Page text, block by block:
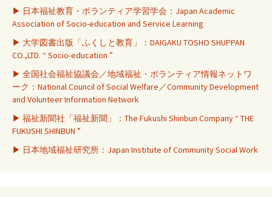
▶ 日本福祉教育・ボランティア学習学会：Japan Academic
Association of Socio-education and Service Learning
▶ 大学図書出版「ふくしと教育」：DAIGAKU TOSHO SHUPPAN
CO.,LTD. “ Socio-education ”
▶ 全国社会福祉協議会／地域福祉・ボランティア情報ネットワ
ーク：National Council of Social Welfare／Community Development
and Volunteer Information Network
▶ 福祉新聞社「福祉新聞」：The Fukushi Shinbun Company “ THE
FUKUSHI SHINBUN ”
▶ 日本地域福祉研究所：Japan Institute of Community Social Work